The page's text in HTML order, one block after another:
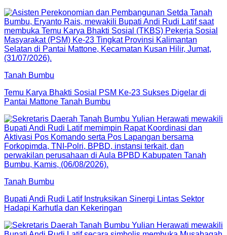
Tanah Bumbu
Temu Karya Bhakti Sosial PSM Ke-23 Sukses Digelar di
Pantai Mattone Tanah Bumbu
Tanah Bumbu
Bupati Andi Rudi Latif Instruksikan Sinergi Lintas Sektor
Hadapi Karhutla dan Kekeringan